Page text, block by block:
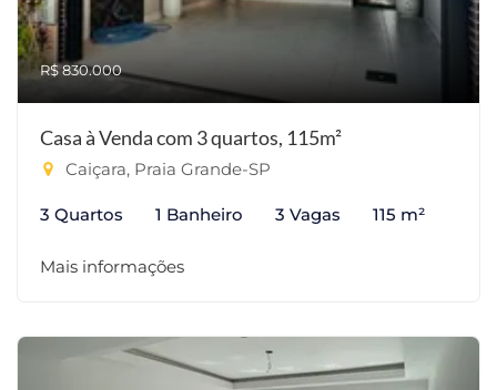
R$ 830.000
Casa à Venda com 3 quartos, 115m²
Caiçara, Praia Grande-SP
3 Quartos 1 Banheiro 3 Vagas 115 m²
Mais informações